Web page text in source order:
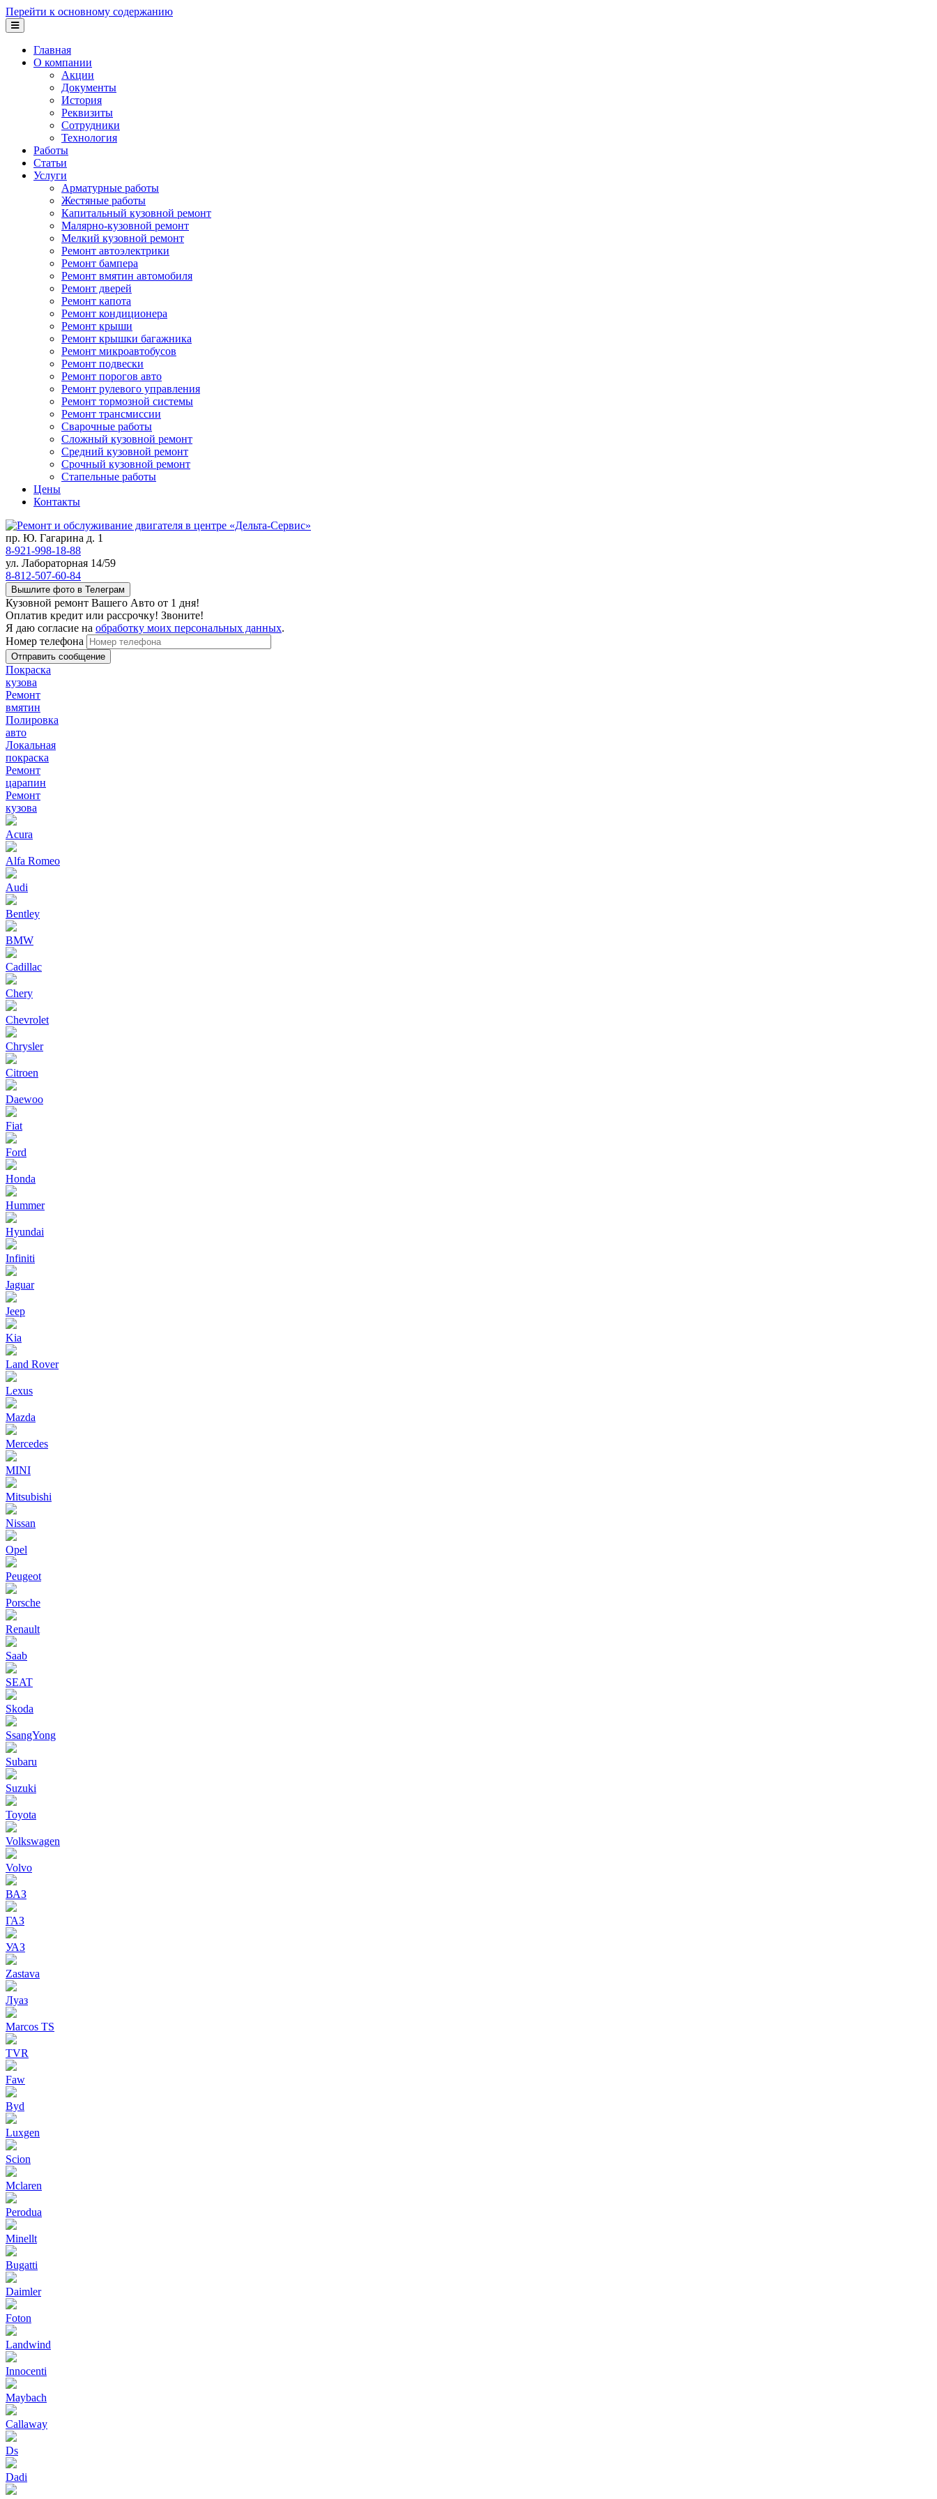
Перейти к основному содержанию
Главная
О компании
Акции
Документы
История
Реквизиты
Сотрудники
Технология
Работы
Статьи
Услуги
Арматурные работы
Жестяные работы
Капитальный кузовной ремонт
Малярно-кузовной ремонт
Мелкий кузовной ремонт
Ремонт автоэлектрики
Ремонт бампера
Ремонт вмятин автомобиля
Ремонт дверей
Ремонт капота
Ремонт кондиционера
Ремонт крыши
Ремонт крышки багажника
Ремонт микроавтобусов
Ремонт подвески
Ремонт порогов авто
Ремонт рулевого управления
Ремонт тормозной системы
Ремонт трансмиссии
Сварочные работы
Сложный кузовной ремонт
Средний кузовной ремонт
Срочный кузовной ремонт
Стапельные работы
Цены
Контакты
пр. Ю. Гагарина д. 1
8-921-998-18-88
ул. Лабораторная 14/59
8-812-507-60-84
Вышлите фото в Телеграм
Кузовной ремонт Вашего Авто от 1 дня!
Оплатив кредит или рассрочку! Звоните!
Я даю согласие на обработку моих персональных данных.
Номер телефона
Покраска
кузова
Ремонт
вмятин
Полировка
авто
Локальная
покраска
Ремонт
царапин
Ремонт
кузова
Acura
Alfa Romeo
Audi
Bentley
BMW
Cadillac
Chery
Chevrolet
Chrysler
Citroen
Daewoo
Fiat
Ford
Honda
Hummer
Hyundai
Infiniti
Jaguar
Jeep
Kia
Land Rover
Lexus
Mazda
Mercedes
MINI
Mitsubishi
Nissan
Opel
Peugeot
Porsche
Renault
Saab
SEAT
Skoda
SsangYong
Subaru
Suzuki
Toyota
Volkswagen
Volvo
ВАЗ
ГАЗ
УАЗ
Zastava
Луаз
Marcos TS
TVR
Faw
Byd
Luxgen
Scion
Mclaren
Perodua
Minellt
Bugatti
Daimler
Foton
Landwind
Innocenti
Maybach
Callaway
Ds
Dadi